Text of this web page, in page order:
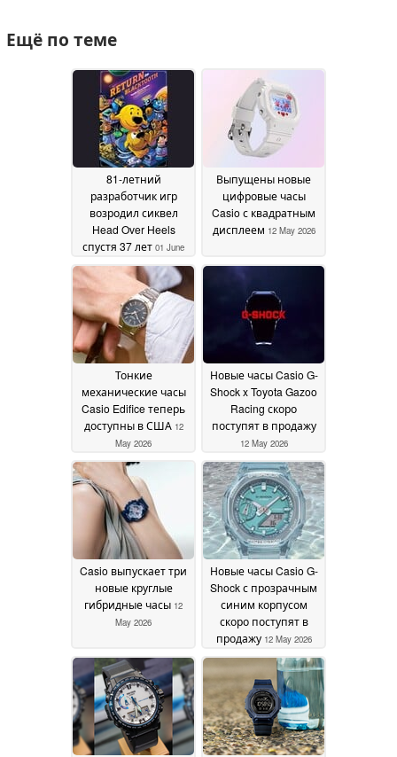
Ещё по теме
81-летний
разработчик игр
возродил сиквел
Head Over Heels
спустя 37 лет 01 June
2026
Выпущены новые
цифровые часы
Casio с квадратным
дисплеем 12 May 2026
Тонкие
механические часы
Casio Edifice теперь
доступны в США 12
May 2026
Новые часы Casio G-
Shock x Toyota Gazoo
Racing скоро
поступят в продажу
12 May 2026
Casio выпускает три
новые круглые
гибридные часы 12
May 2026
Новые часы Casio G-
Shock с прозрачным
синим корпусом
скоро поступят в
продажу 12 May 2026